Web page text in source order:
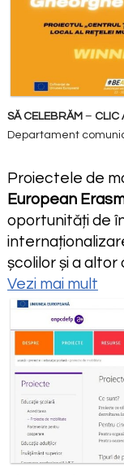
SĂ CELEBRĂM – CLIC
Departament
Proiectele de
European
oportunități de
școlilor și a
Vezi mai mult